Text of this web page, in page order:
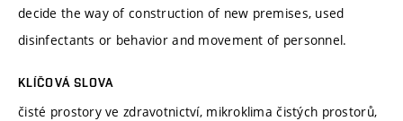
decide the way of construction of new premises, used
disinfectants or behavior and movement of personnel.
KLÍČOVÁ SLOVA
čisté prostory ve zdravotnictví, mikroklima čistých prostorů,